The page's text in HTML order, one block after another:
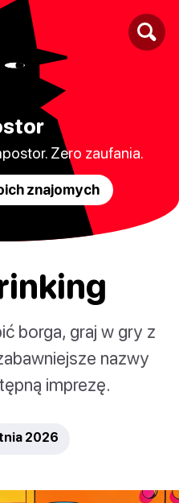
Zero zaufania.
znajomych
borga, graj w gry z
nazwy
imprezę.
2026